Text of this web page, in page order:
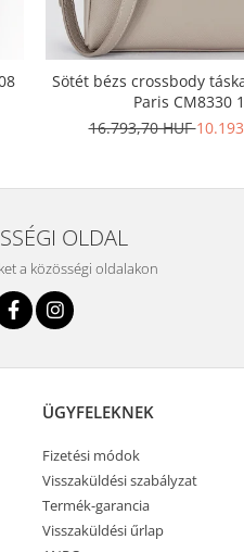
Sötét bézs crossbody
Paris CM8330
16.793,70 HUF
OLDAL
a közösségi oldalakon
ÜGYFELEKNEK
Fizetési módok
Visszaküldési szabályzat
Termék-garancia
Visszaküldési űrlap